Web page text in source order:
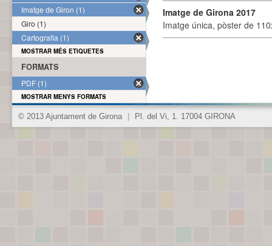
Imatge de Girona 2017
Imatge única, pòster de
Imatge de Giron (1)
Giro (1)
Cartografia (1)
MOSTRAR MÉS ETIQUETES
FORMATS
PDF (1)
MOSTRAR MENYS FORMATS
© 2013 Ajuntament de Girona Pl. del Vi, 1. 17004 GIRONA